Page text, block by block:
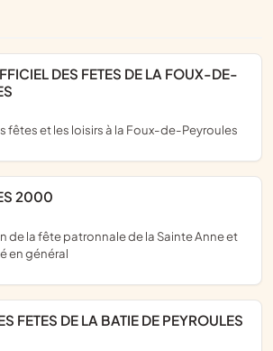
fêtes et les loisirs à la Foux-de-Peyroules
2000
en général
FETES DE LA BATIE DE PEYROULES